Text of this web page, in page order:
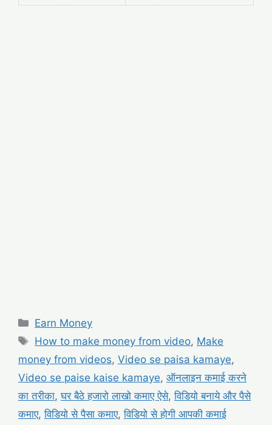
Categories
Earn Money
Tags
How to make money from video, Make
money from videos, Video se paisa kamaye,
Video se paise kaise kamaye, ऑनलाइन कमाई करने
का तरीका,घर बैठे हजारो लाखो कमाए ऐसे,विडियो बनाये और पैसे
कमाए,विडियो से पैसा कमाए,विडियो से होगी आपकी कमाई